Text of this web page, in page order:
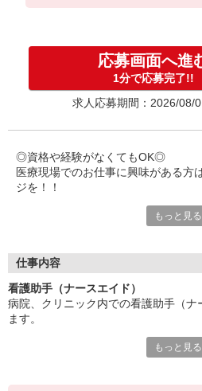
応募画面へ進
1分で応募完了!!
求人応募期間：2026/08/
◎資格や経験がなくてもOK◎
医療現場でのお仕事に興味がある方
ジを！！
医師や看護師が一緒に働いているので
看護助手業務の基礎的な知識や技術
〜 スタッフの声 〜
長年介護施設で働いていたんですが、
入居者さんが体調不良のときの判断
24時間居てくれるから
もっと見る
仕事内容
看護助手（ナースエイド）
病院、クリニック内での看護助手（ナ
ます。
もっと見る